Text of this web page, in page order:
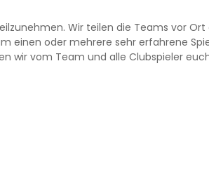
Wir teilen die Teams vor
einen oder mehrere sehr erfahrene
wir vom Team und alle Clubspieler